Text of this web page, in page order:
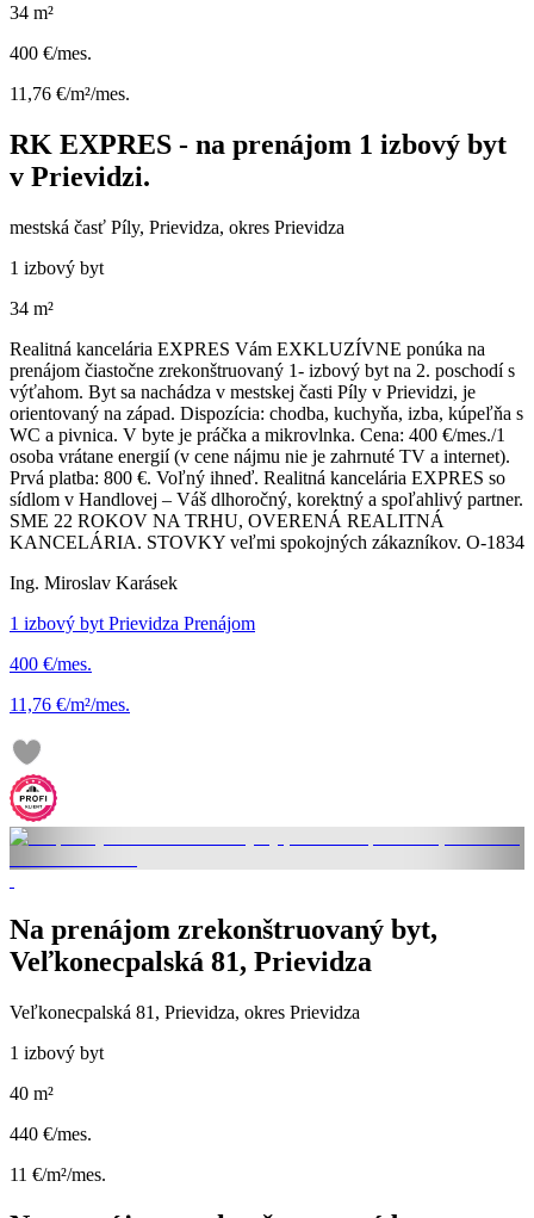
34 m²
400 €/mes.
11,76 €/m²/mes.
RK EXPRES - na prenájom 1 izbový byt
v Prievidzi.
mestská časť Píly, Prievidza, okres Prievidza
1 izbový byt
34 m²
Realitná kancelária EXPRES Vám EXKLUZÍVNE ponúka na
prenájom čiastočne zrekonštruovaný 1- izbový byt na 2. poschodí s
výťahom. Byt sa nachádza v mestskej časti Píly v Prievidzi, je
orientovaný na západ. Dispozícia: chodba, kuchyňa, izba, kúpeľňa s
WC a pivnica. V byte je práčka a mikrovlnka. Cena: 400 €/mes./1
osoba vrátane energií (v cene nájmu nie je zahrnuté TV a internet).
Prvá platba: 800 €. Voľný ihneď. Realitná kancelária EXPRES so
sídlom v Handlovej – Váš dlhoročný, korektný a spoľahlivý partner.
SME 22 ROKOV NA TRHU, OVERENÁ REALITNÁ
KANCELÁRIA. STOVKY veľmi spokojných zákazníkov. O-1834
Ing. Miroslav Karásek
1 izbový byt Prievidza Prenájom
400 €/mes.
11,76 €/m²/mes.
Na prenájom zrekonštruovaný byt,
Veľkonecpalská 81, Prievidza
Veľkonecpalská 81, Prievidza, okres Prievidza
1 izbový byt
40 m²
440 €/mes.
11 €/m²/mes.